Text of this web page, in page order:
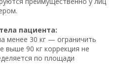
пациента:
менее 30 кг — ограничить
выше 90 кг коррекция не
по площади